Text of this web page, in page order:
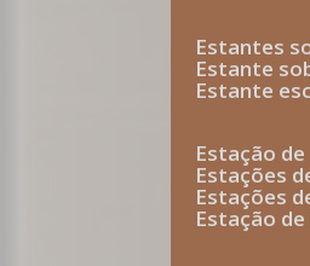
estantes
estante
estante
estação
estações
estações
estação